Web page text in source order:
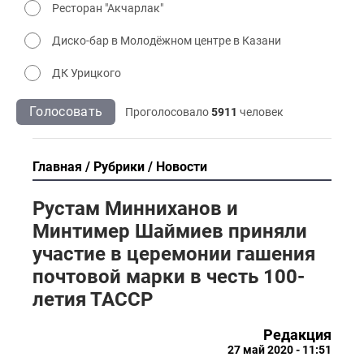
Ресторан "Акчарлак"
Диско-бар в Молодёжном центре в Казани
ДК Урицкого
Голосовать Проголосовало5911 человек
Главная Рубрики Новости
Рустам Минниханов и
Минтимер Шаймиев приняли
участие в церемонии гашения
почтовой марки в честь 100-
летия ТАССР
Редакция
27 май 2020 - 11:51